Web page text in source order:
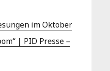
im Oktober
| PID Presse –